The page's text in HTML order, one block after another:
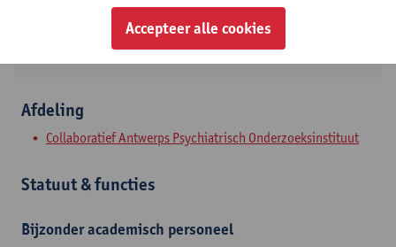
Afdeling
Collaboratief Antwerps Psychiatrisch Onderzoeksinstituut
Statuut & functies
Bijzonder academisch personeel
Accepteer alle cookies